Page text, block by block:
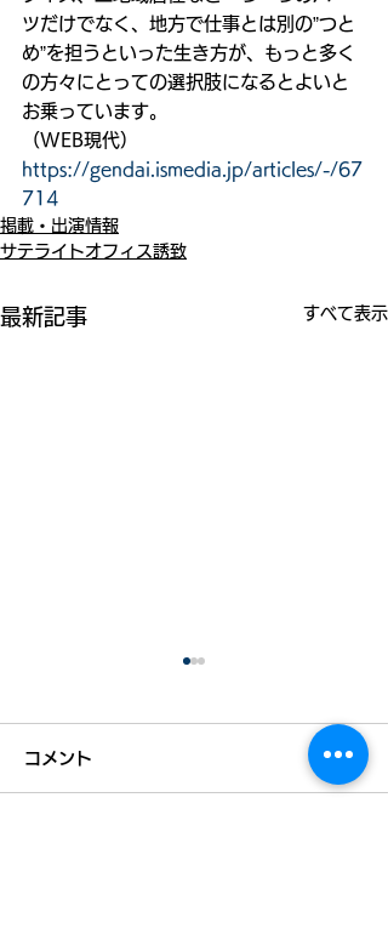
ツだけでなく、地方で仕事とは別の”つと
め”を担うといった生き方が、もっと多く
の方々にとっての選択肢になるとよいと
お乗っています。
（WEB現代）
https://gendai.ismedia.jp/articles/-/67
714
掲載・出演情報
サテライトオフィス誘致
最新記事 すべて表示
コメント